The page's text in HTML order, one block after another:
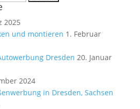
2025
und montieren 1. Februar
Dresden 20. Januar
2024
in Dresden, Sachsen